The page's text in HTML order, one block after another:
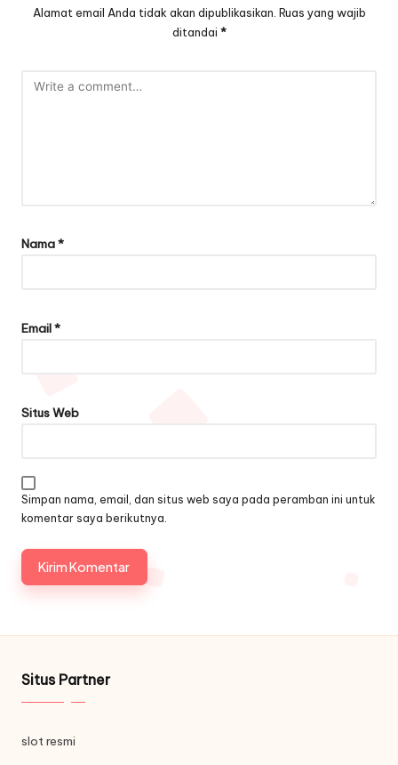
Alamat email Anda tidak akan dipublikasikan. Ruas yang wajib
ditandai *
Nama*
Email*
Situs Web
Simpan nama, email, dan situs web saya pada peramban ini untuk
komentar saya berikutnya.
Situs Partner
slot resmi